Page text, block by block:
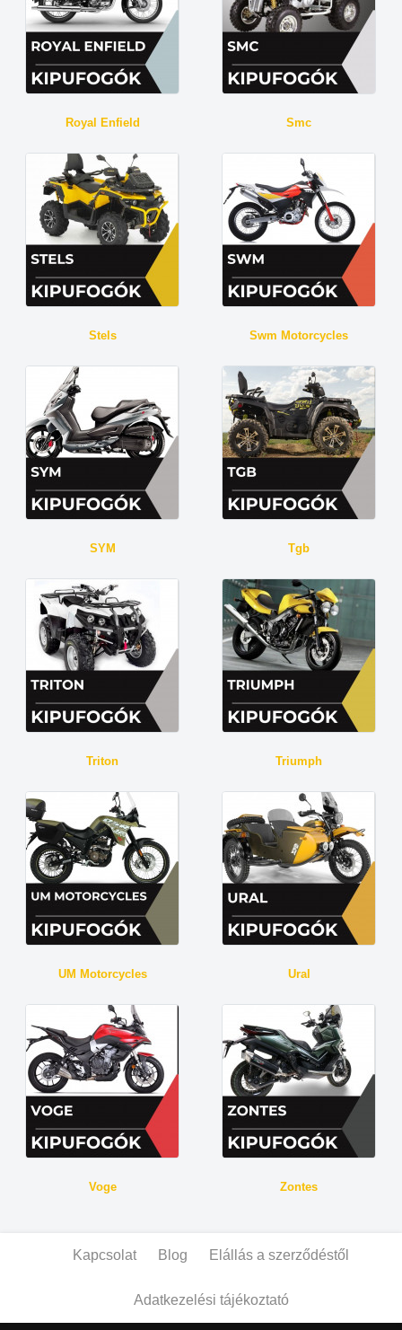
Royal Enfield Smc
Stels Swm Motorcycles
SYM Tgb
Triton Triumph
UM Motorcycles Ural
Voge Zontes
Kapcsolat Blog Elállás a szerződéstől
Adatkezelési tájékoztató